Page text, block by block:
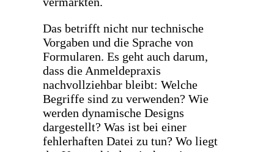
Das betrifft nicht nur technische
Vorgaben und die Sprache von
Formularen. Es geht auch darum,
dass die Anmeldepraxis
nachvollziehbar bleibt: Welche
Begriffe sind zu verwenden? Wie
werden dynamische Designs
dargestellt? Was ist bei einer
fehlerhaften Datei zu tun? Wo liegt